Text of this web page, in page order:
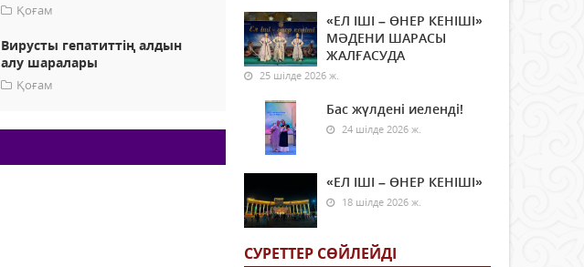
Қоғам
Вирусты гепатиттің алдын
алу шаралары
Қоғам
«ЕЛ ІШІ – ӨНЕР КЕНІШІ»
МӘДЕНИ ШАРАСЫ
ЖАЛҒАСУДА
25 шілде 2026 ж.
Бас жүлдені иеленді!
24 шілде 2026 ж.
«ЕЛ ІШІ – ӨНЕР КЕНІШІ»
18 шілде 2026 ж.
СУРЕТТЕР СӨЙЛЕЙДI